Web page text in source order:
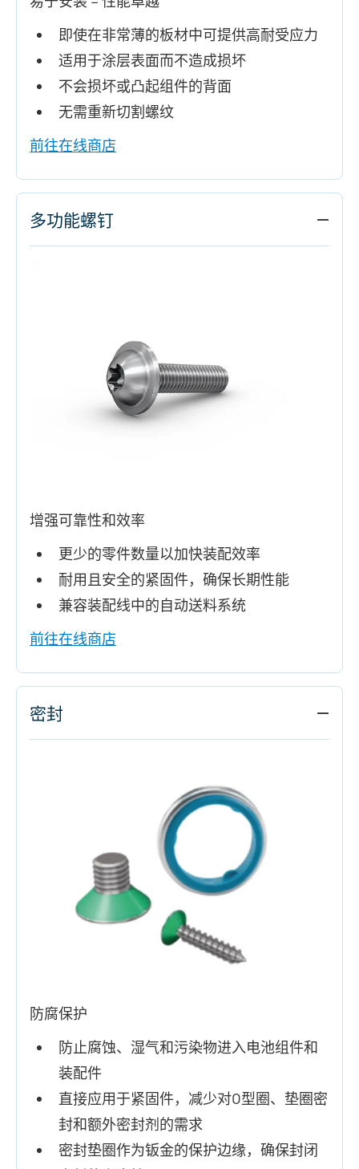
即使在非常薄的板材中可提供高耐受应力
适用于涂层表面而不造成损坏
不会损坏或凸起组件的背面
无需重新切割螺纹
前往在线商店
多功能螺钉
增强可靠性和效率
更少的零件数量以加快装配效率
耐用且安全的紧固件，确保长期性能
兼容装配线中的自动送料系统
前往在线商店
密封
防腐保护
防止腐蚀、湿气和污染物进入电池组件和
装配件
直接应用于紧固件，减少对O型圈、垫圈密
封和额外密封剂的需求
密封垫圈作为钣金的保护边缘，确保封闭